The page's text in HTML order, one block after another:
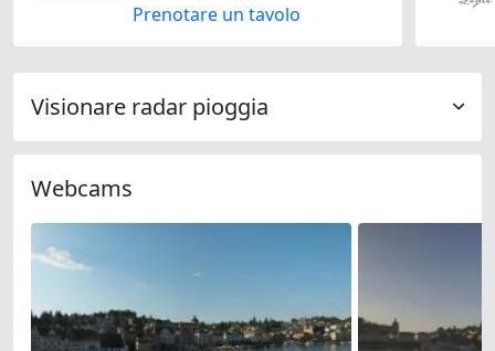
Prenotare un tavolo
Visionare radar pioggia
Webcams